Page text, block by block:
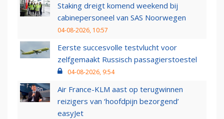
Staking dreigt komend weekend bij
cabinepersoneel van SAS Noorwegen
04-08-2026, 10:57
Eerste succesvolle testvlucht voor
zelfgemaakt Russisch passagierstoestel
04-08-2026, 9:54
Air France-KLM aast op terugwinnen
reizigers van ‘hoofdpijn bezorgend’
easyJet